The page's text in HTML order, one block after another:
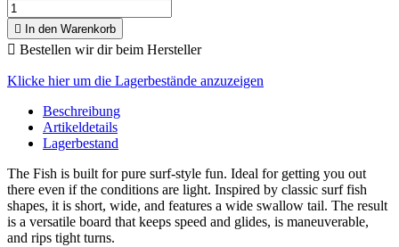
 In den Warenkorb
 Bestellen wir dir beim Hersteller
Klicke hier um die Lagerbestände anzuzeigen
Beschreibung
Artikeldetails
Lagerbestand
The Fish is built for pure surf-style fun. Ideal for getting you out
there even if the conditions are light. Inspired by classic surf fish
shapes, it is short, wide, and features a wide swallow tail. The result
is a versatile board that keeps speed and glides, is maneuverable,
and rips tight turns.